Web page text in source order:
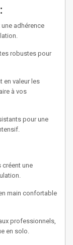
adhérence
robustes pour
en valeur les
à vos
pour une
créent une
main confortable
professionnels,
en solo.